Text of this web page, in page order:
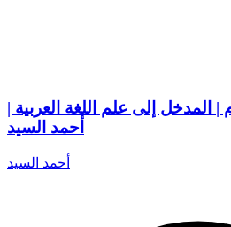
المدخل إلى علم اللغة العربية |
أحمد السيد
أحمد السيد